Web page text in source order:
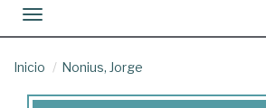
Toggle navigation
Inicio Nonius, Jorge